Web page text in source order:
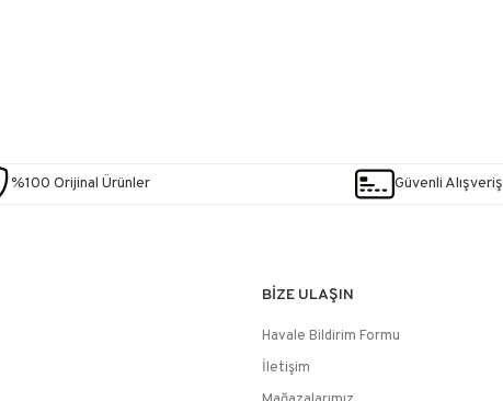
%100 Orijinal Ürünler Güvenli Alışveriş
BİZE ULAŞIN
Havale Bildirim Formu
İletişim